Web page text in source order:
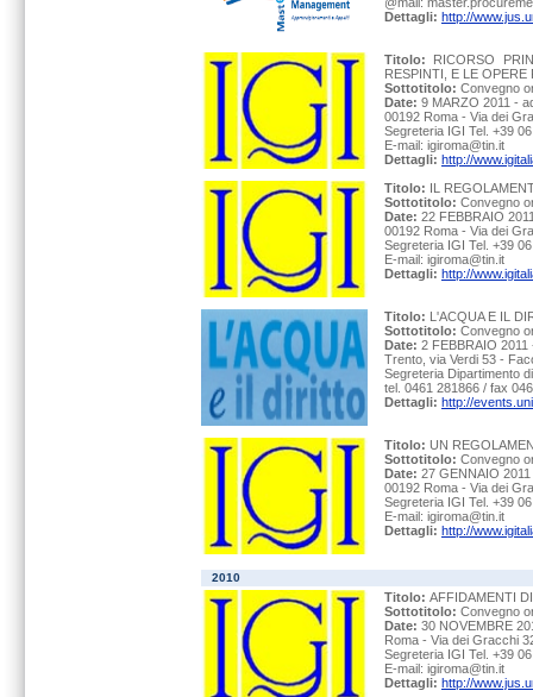
Dettagli: http://
Titolo: RICORSO
RESPINTI, E LE
Sottotitolo: Convegno
Date: 9 MARZO 2011 -
00192 Roma - Via dei
Segreteria IGI Tel. +39
E-mail: igiroma@tin.it
Dettagli: http://
Titolo: IL
Sottotitolo: Convegno
Date: 22 FEBBRAIO
00192 Roma - Via dei
Segreteria IGI Tel. +39
E-mail: igiroma@tin.it
Dettagli: http://
Titolo: L'ACQUA E IL
Sottotitolo: Convegno
Date: 2 FEBBRAIO 2011
Trento, via Verdi 53 -
Segreteria Dipartimento
tel. 0461 281866 / fax
Dettagli: http://
Titolo: UN
Sottotitolo: Convegno
Date: 27 GENNAIO
00192 Roma - Via dei
Segreteria IGI Tel. +39
E-mail: igiroma@tin.it
Dettagli: http://
2010
Titolo: AFFIDAMENTI
Sottotitolo: Convegno
Date: 30 NOVEMBRE
Roma - Via dei Gracchi
Segreteria IGI Tel. +39
E-mail: igiroma@tin.it
Dettagli: http://